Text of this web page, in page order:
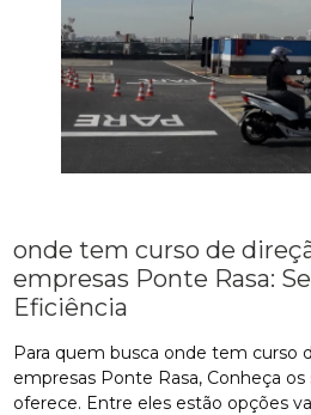
onde tem curso de
empresas Ponte Rasa:
Eficiência
Para quem busca onde tem curso
empresas Ponte Rasa, Conheça
oferece. Entre eles estão opções